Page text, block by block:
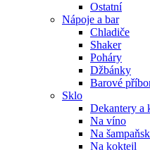
Ostatní
Nápoje a bar
Chladiče
Shaker
Poháry
Džbánky
Barové
Sklo
Dekantery a
Na víno
Na
Na koktejl